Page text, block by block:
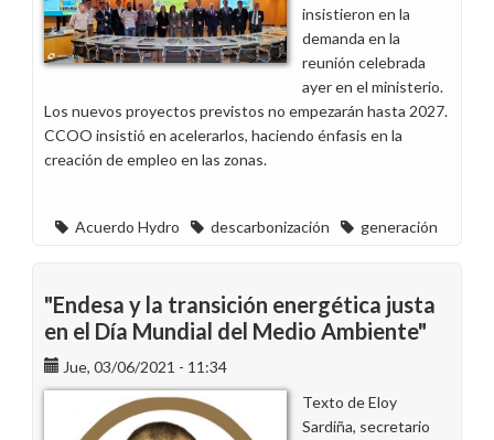
insistieron en la
demanda en la
reunión celebrada
ayer en el ministerio.
Los nuevos proyectos previstos no empezarán hasta 2027.
CCOO insistió en acelerarlos, haciendo énfasis en la
creación de empleo en las zonas.
Acuerdo Hydro descarbonización generación
"Endesa y la transición energética justa
en el Día Mundial del Medio Ambiente"
Jue, 03/06/2021 - 11:34
Texto de Eloy
Sardiña, secretario